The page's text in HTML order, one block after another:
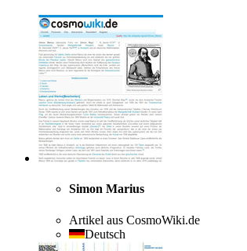
Simon Marius
Artikel aus CosmoWiki.de
Deutsch